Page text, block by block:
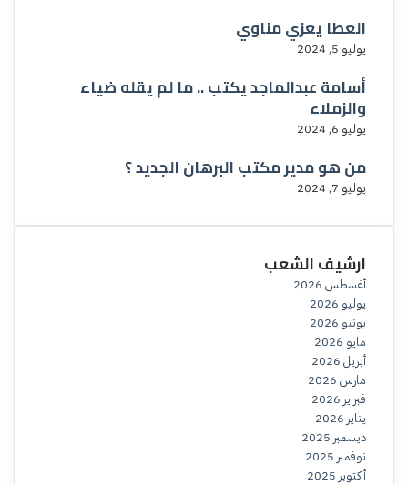
العطا يعزي مناوي
يوليو 5, 2024
أسامة عبدالماجد يكتب .. ما لم يقله ضياء
والزملاء
يوليو 6, 2024
من هو مدير مكتب البرهان الجديد ؟
يوليو 7, 2024
ارشيف الشعب
أغسطس 2026
يوليو 2026
يونيو 2026
مايو 2026
أبريل 2026
مارس 2026
فبراير 2026
يناير 2026
ديسمبر 2025
نوفمبر 2025
أكتوبر 2025